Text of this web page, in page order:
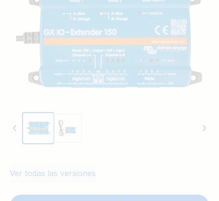
dispositivo GX y con el panel de Interruptor de la interfaz
del usuario.
Ver todas las versiones